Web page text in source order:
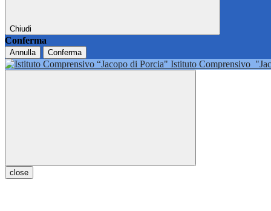
Chiudi
Conferma
Annulla Conferma
Istituto Comprensivo
close